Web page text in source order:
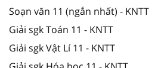
Soạn văn 11 (ngắn nhất) - KNTT
Giải sgk Toán 11 - KNTT
Giải sgk Vật Lí 11 - KNTT